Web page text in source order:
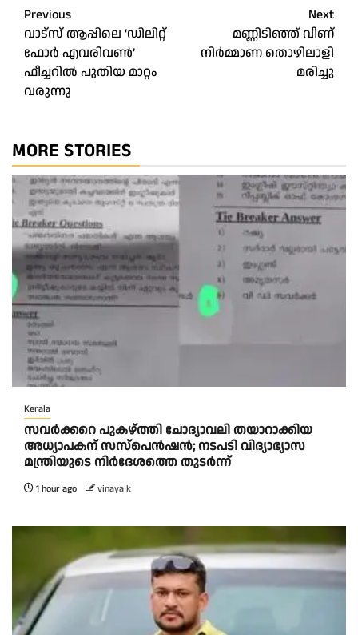
Post
navigation
Previous
വാട്‌സ് ആപ്പിലെ ‘ഡിലിറ്റ്
ഫോര്‍ എവരിവണ്‍’
ഫീച്ചറില്‍ പുതിയ മാറ്റം
വരുന്നു
Next
മണ്ണിടിഞ്ഞ് വീണ്
നിർമ്മാണ തൊഴിലാളി
മരിച്ചു
MORE STORIES
Kerala
സവർക്കറെ പുകഴ്ത്തി ചോദ്യാവലി തയാറാക്കിയ
അധ്യാപകന് സസ്പെൻഷൻ; നടപടി വിദ്യാഭ്യാസ
മന്ത്രിയുടെ നിർദേശത്തെ തുടർന്ന്
1 hour ago vinaya k